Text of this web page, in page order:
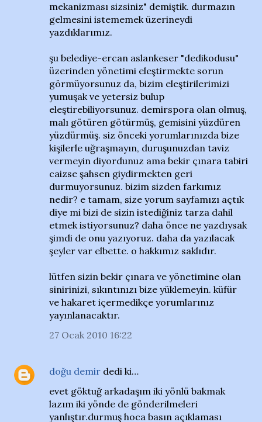
mekanizması sizsiniz" demiştik. durmazın
gelmesini istememek üzerineydi
yazdıklarımız.
şu belediye-ercan aslankeser "dedikodusu"
üzerinden yönetimi eleştirmekte sorun
görmüyorsunuz da, bizim eleştirilerimizi
yumuşak ve yetersiz bulup
eleştirebiliyorsunuz. demirspora olan olmuş,
malı götüren götürmüş, gemisini yüzdüren
yüzdürmüş. siz önceki yorumlarınızda bize
kişilerle uğraşmayın, duruşunuzdan taviz
vermeyin diyordunuz ama bekir çınara tabiri
caizse şahsen giydirmekten geri
durmuyorsunuz. bizim sizden farkımız
nedir? e tamam, size yorum sayfamızı açtık
diye mi bizi de sizin istediğiniz tarza dahil
etmek istiyorsunuz? daha önce ne yazdıysak
şimdi de onu yazıyoruz. daha da yazılacak
şeyler var elbette. o hakkımız saklıdır.
lütfen sizin bekir çınara ve yönetimine olan
sinirinizi, sıkıntınızı bize yüklemeyin. küfür
ve hakaret içermedikçe yorumlarınız
yayınlanacaktır.
27 Ocak 2010 16:22
doğu demir dedi ki…
evet göktuğ arkadaşım iki yönlü bakmak
lazım iki yönde de gönderilmeleri
yanlıştır.durmuş hoca basın açıklaması